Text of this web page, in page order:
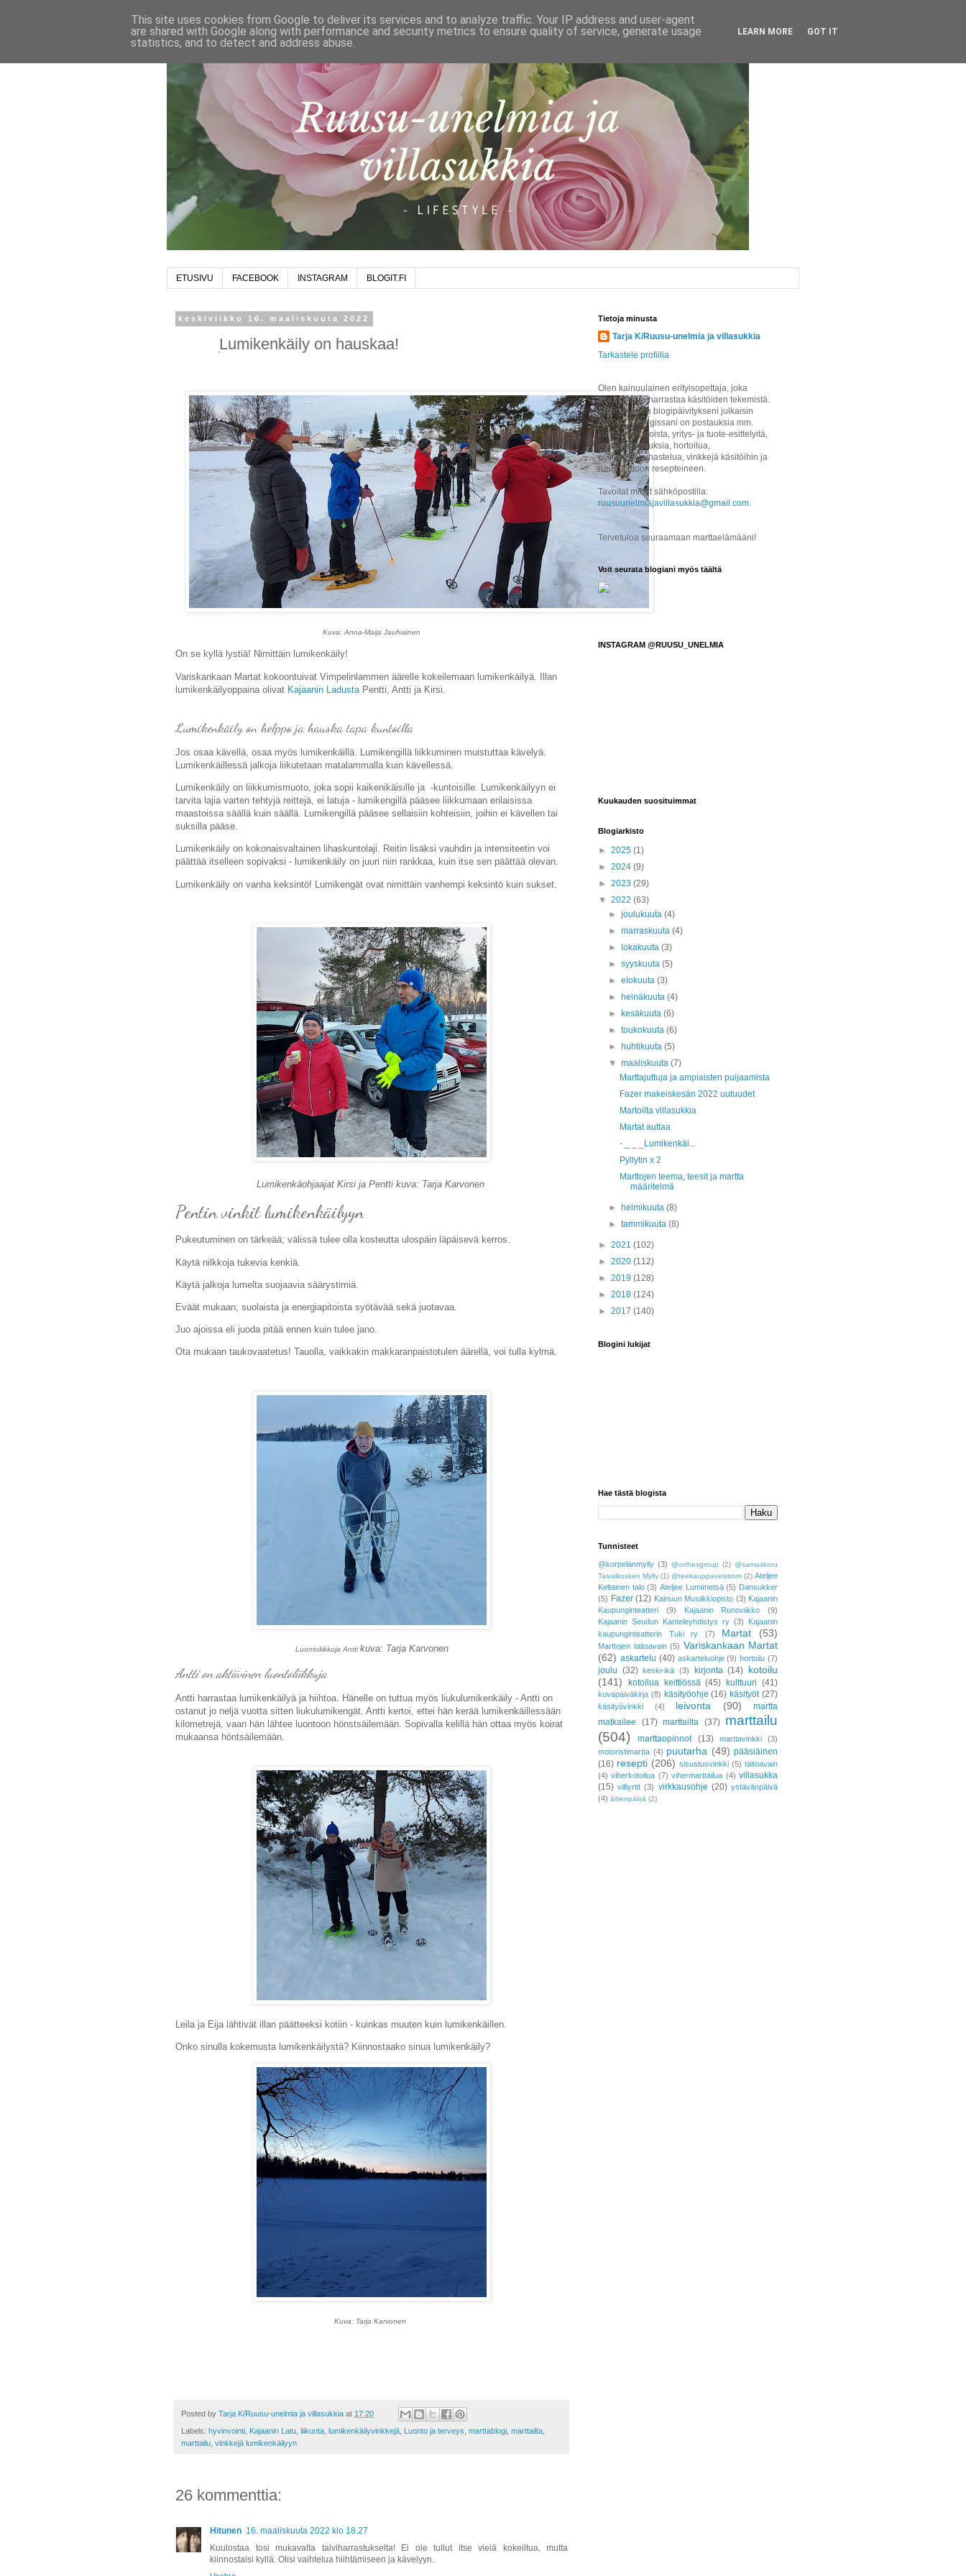
ETUSIVU FACEBOOK INSTAGRAM BLOGIT.FI
keskiviikko 16. maaliskuuta 2022
- _ _ _Lumikenkäily on hauskaa!
Kuva: Anna-Maija Jauhiainen
On se kyllä lystiä! Nimittäin lumikenkäily!
Variskankaan Martat kokoontuivat Vimpelinlammen äärelle kokeilemaan lumikenkäilyä. Illan
lumikenkäilyoppaina olivat Kajaanin Ladusta Pentti, Antti ja Kirsi.
Lumikenkäily on helppo ja hauska tapa kuntoilla
Jos osaa kävellä, osaa myös lumikenkäillä. Lumikengillä liikkuminen muistuttaa kävelyä.
Lumikenkäillessä jalkoja liikutetaan matalammalla kuin kävellessä.
Lumikenkäily on liikkumismuoto, joka sopii kaikenikäisille ja -kuntoisille. Lumikenkäilyyn ei
tarvita lajia varten tehtyjä reittejä, ei latuja - lumikengillä pääsee liikkumaan erilaisissa
maastoissa säällä kuin säällä. Lumikengillä pääsee sellaisiin kohteisiin, joihin ei kävellen tai
suksilla pääse.
Lumikenkäily on kokonaisvaltainen lihaskuntolaji. Reitin lisäksi vauhdin ja intensiteetin voi
päättää itselleen sopivaksi - lumikenkäily on juuri niin rankkaa, kuin itse sen päättää olevan.
Lumikenkäily on vanha keksintö! Lumikengät ovat nimittäin vanhempi keksintö kuin sukset.
Lumikenkäohjaajat Kirsi ja Pentti kuva: Tarja Karvonen
Pentin vinkit lumikenkäilyyn
Pukeutuminen on tärkeää; välissä tulee olla kosteutta ulospäin läpäisevä kerros.
Käytä nilkkoja tukevia kenkiä.
Käytä jalkoja lumelta suojaavia säärystimiä.
Eväät mukaan; suolaista ja energiapitoista syötävää sekä juotavaa.
Juo ajoissa eli juoda pitää ennen kuin tulee jano.
Ota mukaan taukovaatetus! Tauolla, vaikkakin makkaranpaistotulen äärellä, voi tulla kylmä.
Luontoliikkuja Anttikuva: Tarja Karvonen
Antti on aktiivinen luontoliikkuja
Antti harrastaa lumikenkäilyä ja hiihtoa. Hänelle on tuttua myös liukulumikenkäily - Antti on
ostanut jo neljä vuotta sitten liukulumikengät. Antti kertoi, ettei hän kerää lumikenkäillessään
kilometrejä, vaan hän lähtee luontoon hönstsäilemään. Sopivalla kelillä hän ottaa myös koirat
mukaansa höntsäilemään.
Leila ja Eija lähtivät illan päätteeksi kotiin - kuinkas muuten kuin lumikenkäillen.
Onko sinulla kokemusta lumikenkäilystä? Kiinnostaako sinua lumikenkäily?
Kuva: Tarja Karvonen
Posted by Tarja K/Ruusu-unelmia ja villasukkia at 17:20
Labels: hyvinvointi Kajaanin Latu liikunta lumikenkäilyvinkkejä Luonto ja terveys marttablogi marttailta
marttailu vinkkejä lumikenkäilyyn
26 kommenttia:
Hitunen 16. maaliskuuta 2022 klo 18.27
Kuulostaa tosi mukavalta talviharrastukselta! Ei ole tullut itse vielä kokeiltua, mutta
kiinnostaisi kyllä. Olisi vaihtelua hiihtämiseen ja kävelyyn.
Tietoja minusta
Tarja K/Ruusu-unelmia ja villasukkia
Tarkastele profiilia
Olen kainuulainen erityisopettaja, joka
marttailee ja harrastaa käsitöiden tekemistä.
Ensimmäisen blogipäivitykseni julkaisin
6.1.2017. Blogissani on postauksia mm.
kulttuuririennoista, yritys- ja tuote-esittelyitä,
matkakertomuksia, hortoilua,
puutarhapuuhastelua, vinkkejä käsitöihin ja
ruuanlaittoon resepteineen.
Tavoitat minut sähköpostilla:
ruusuunelmiajavillasukkia@gmail.com.
Tervetuloa seuraamaan marttaelämääni!
Voit seurata blogiani myös täältä
INSTAGRAM @RUUSU_UNELMIA
Kuukauden suosituimmat
Blogiarkisto
► 2025 (1)
► 2024 (9)
► 2023 (29)
▼ 2022 (63)
►joulukuuta(4)
►marraskuuta(4)
►
lokakuuta(3)
►syyskuuta(5)
►elokuuta(3)
►
heinäkuuta(4)
►
kesäkuuta(6)
►toukokuuta(6)
►
huhtikuuta(5)
▼maaliskuuta(7)
Marttajuttuja ja ampiaisten puijaamista
Fazer makeiskesän 2022 uutuudet
Martoilta villasukkia
Martat auttaa
- _ _ _Lumikenkäi...
Pyllytin x 2
Marttojen teema, teesit ja martta
määritelmä
► helmikuuta(8)
►tammikuuta(8)
► 2021 (102)
► 2020 (112)
► 2019 (128)
► 2018 (124)
► 2017 (140)
Blogini lukijat
Hae tästä blogista
Tunnisteet
@korpelanmylly (3) @orthexgroup (2) @samaskoru
Taivalkosken Mylly (1) @teekauppaveistrom (2) Ateljee
Keltainen talo (3) Ateljee Lumimetsä (5) Dansukker
(5) Fazer (12) Kainuun Musiikkiopisto (3) Kajaanin
Kaupunginteatteri
(9) Kajaanin Runoviikko
(9)
Kajaanin Seudun Kanteleyhdistys ry (3)
Kajaanin
kaupunginteatterin Tuki ry
(7) Martat (53)
Marttojen taitoavain (5) Variskankaan Martat
(62) askartelu (40) askarteluohje (9) hortoilu (7)
joulu (32) keski-ikä (3) kirjonta (14) kotoilu
(141)
kotoilua keittiössä (45) kulttuuri (41)
kuvapäiväkirja (8) käsityöohje (16) käsityöt (27)
käsityövinkki (4) leivonta (90)
martta
matkailee
(17) marttailta (37)
marttailu
(504)
marttaopinnot (13) marttavinkki
(3)
motoristimartta (4) puutarha (49) pääsiäinen
(16) resepti (206) sisustusvinkki (5) taitoavain
(4) viherkotoilua (7) vihermarttailua (4) villasukka
(15) villiyrtit (3) virkkausohje (20) ystävänpäivä
(4) äitienpäivä (2)
This site uses cookies from Google to deliver its services and to analyze traffic. Your IP address and user-agent
are shared with Google along with performance and security metrics to ensure quality of service, generate usage
statistics, and to detect and address abuse.
LEARN MORE GOT IT